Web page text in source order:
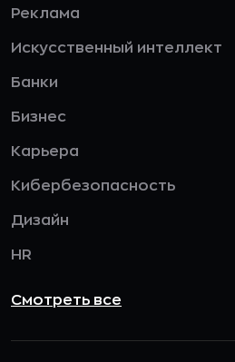
Реклама
Искусственный интеллект
Банки
Бизнес
Карьера
Кибербезопасность
Дизайн
HR
Смотреть все